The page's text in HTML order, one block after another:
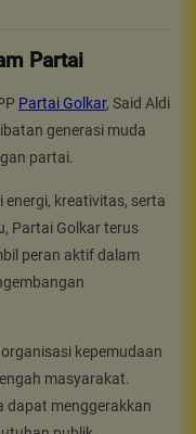
Partai
Partai Golkar, Said Aldi
generasi muda
partai.
energi, kreativitas, serta
Partai Golkar terus
peran aktif dalam
kepemudaan
masyarakat.
dapat menggerakkan